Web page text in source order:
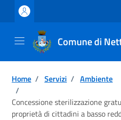
Vai ai contenuti
Vai al footer
Comune di
Home / Servizi / Ambiente
/
Concessione sterilizzazione
proprietà di cittadini a basso